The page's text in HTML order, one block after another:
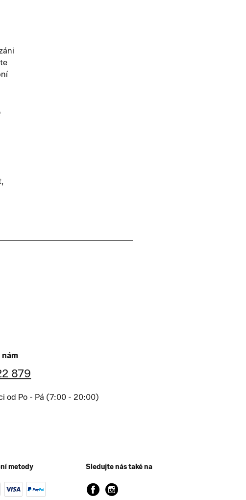
nám
879
od Po - Pá (7:00 - 20:00)
metody Sledujte nás také na